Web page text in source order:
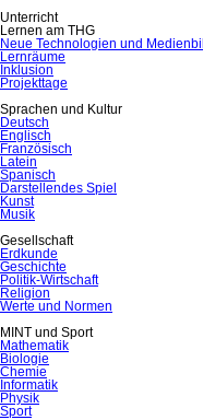
Unterricht
Lernen am THG
Neue Technologien und
Lernräume
Inklusion
Projekttage
Sprachen und Kultur
Deutsch
Englisch
Französisch
Latein
Spanisch
Darstellendes Spiel
Kunst
Musik
Gesellschaft
Erdkunde
Geschichte
Politik-Wirtschaft
Religion
Werte und Normen
MINT und Sport
Mathematik
Biologie
Chemie
Informatik
Physik
Sport